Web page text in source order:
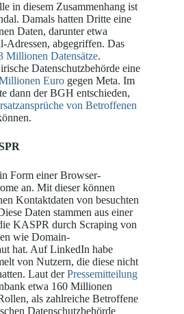
in diesem Zusammenhang ist
Damals hatten Dritte eine
Daten, darunter etwa
Adressen, abgegriffen. Das
Millionen Datensätze.
Datenschutzbehörde eine
Euro gegen Meta. Im
dann der BGH entschieden,
von Betroffenen
Form einer Browser-
an. Mit dieser können
Kontaktdaten von besuchten
Daten stammen aus einer
KASPR durch Scraping von
wie Domain-
hat. Auf LinkedIn habe
von Nutzern, die diese nicht
Laut derPressemitteilung
etwa 160 Millionen
als zahlreiche Betroffene
Datenschutzbehörde